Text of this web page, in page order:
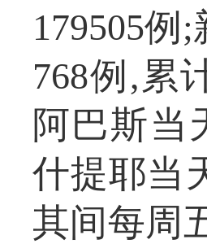
179505例
768例,累
阿巴斯当
什提耶当
其间每周